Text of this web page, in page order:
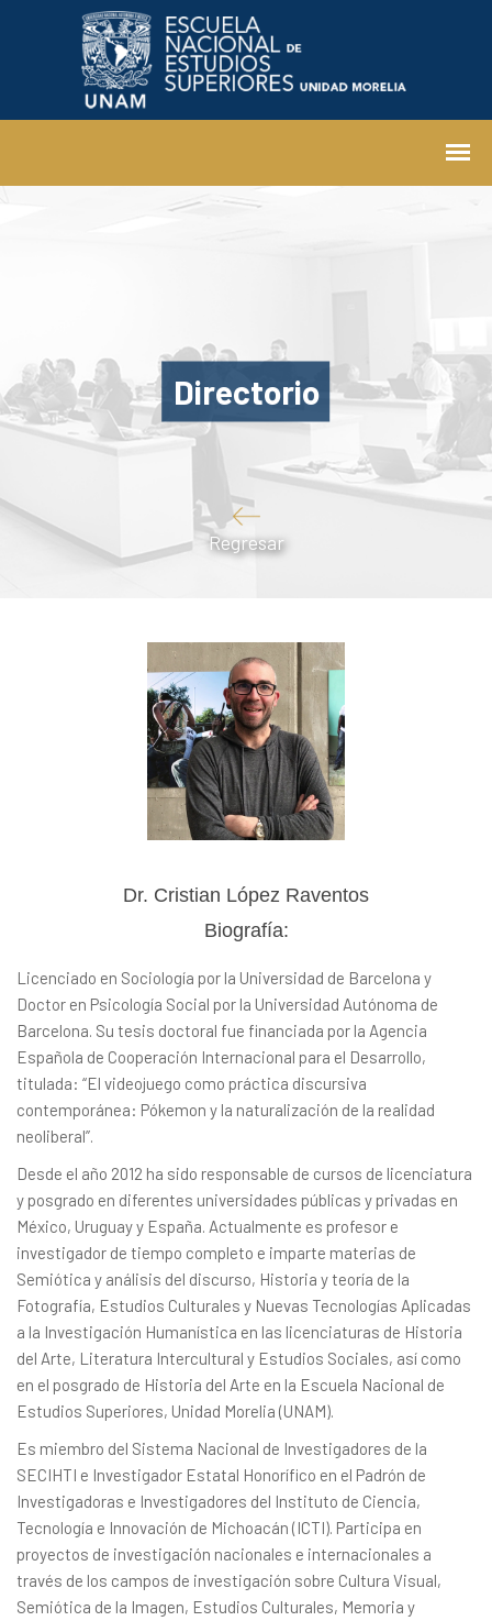
Directorio
Regresar
Dr. Cristian López Raventos
Biografía:
Licenciado en Sociología por la Universidad de Barcelona y
Doctor en Psicología Social por la Universidad Autónoma de
Barcelona. Su tesis doctoral fue financiada por la Agencia
Española de Cooperación Internacional para el Desarrollo,
titulada: “El videojuego como práctica discursiva
contemporánea: Pókemon y la naturalización de la realidad
neoliberal”.
Desde el año 2012 ha sido responsable de cursos de licenciatura
y posgrado en diferentes universidades públicas y privadas en
México, Uruguay y España. Actualmente es profesor e
investigador de tiempo completo e imparte materias de
Semiótica y análisis del discurso, Historia y teoría de la
Fotografía, Estudios Culturales y Nuevas Tecnologías Aplicadas
a la Investigación Humanística en las licenciaturas de Historia
del Arte, Literatura Intercultural y Estudios Sociales, así como
en el posgrado de Historia del Arte en la Escuela Nacional de
Estudios Superiores, Unidad Morelia (UNAM).
Es miembro del Sistema Nacional de Investigadores de la
SECIHTI e Investigador Estatal Honorífico en el Padrón de
Investigadoras e Investigadores del Instituto de Ciencia,
Tecnología e Innovación de Michoacán (ICTI). Participa en
proyectos de investigación nacionales e internacionales a
través de los campos de investigación sobre Cultura Visual,
Semiótica de la Imagen, Estudios Culturales, Memoria y